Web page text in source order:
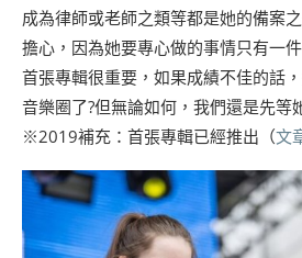
成為律師或老師之類等都是她的備案
擔心，因為她要專心做的事情只有一
首張專輯很重要，如果成績不佳的話
音樂圈了?但無論如何，我們還是先等
※2019補充：首張專輯已經推出（文